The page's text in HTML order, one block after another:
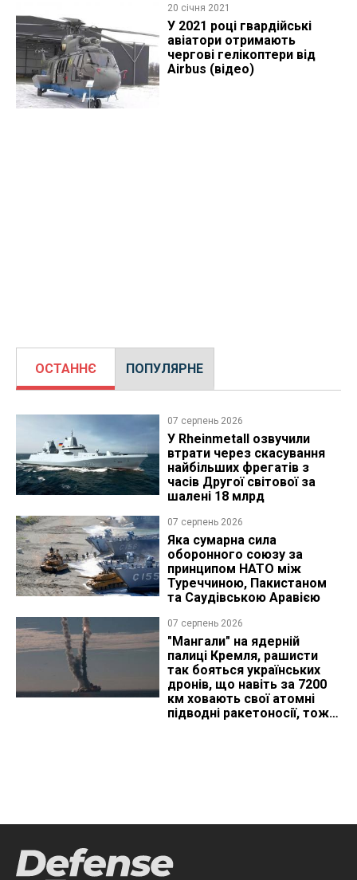
20 січня 2021
У 2021 році гвардійські
авіатори отримають
чергові гелікоптери від
Airbus (відео)
ОСТАННЄ ПОПУЛЯРНЕ
07 серпень 2026
У Rheinmetall озвучили
втрати через скасування
найбільших фрегатів з
часів Другої світової за
шалені 18 млрд
07 серпень 2026
Яка сумарна сила
оборонного союзу за
принципом НАТО між
Туреччиною, Пакистаном
та Саудівською Аравією
07 серпень 2026
"Мангали" на ядерній
палиці Кремля, рашисти
так бояться українських
дронів, що навіть за 7200
км ховають свої атомні
підводні ракетоносії, тож